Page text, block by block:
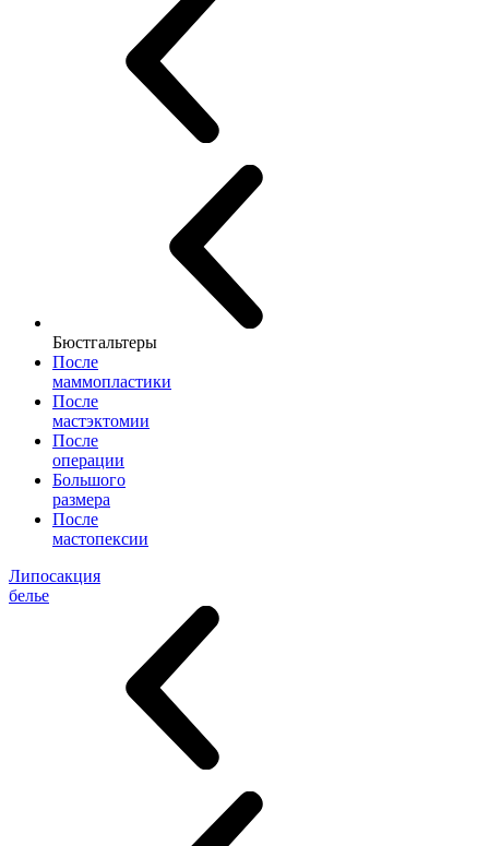
Бюстгальтеры
После
маммопластики
После
мастэктомии
После
операции
Большого
размера
После
мастопексии
Липосакция
белье